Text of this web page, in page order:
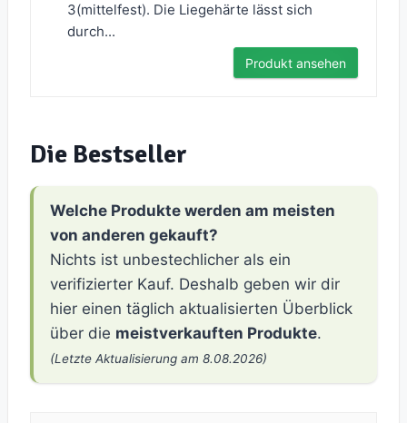
3(mittelfest). Die Liegehärte lässt sich
durch...
Produkt ansehen
Die Bestseller
Welche Produkte werden am meisten
von anderen gekauft?
Nichts ist unbestechlicher als ein
verifizierter Kauf. Deshalb geben wir dir
hier einen täglich aktualisierten Überblick
über die meistverkauften Produkte.
(Letzte Aktualisierung am 8.08.2026)